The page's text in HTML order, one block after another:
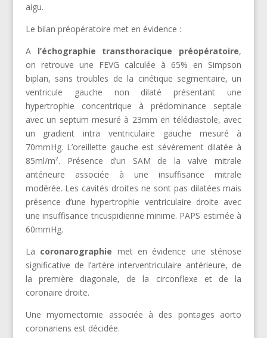
aigu.
Le bilan préopératoire met en évidence :
A l’échographie transthoracique préopératoire,
on retrouve une FEVG calculée à 65% en Simpson
biplan, sans troubles de la cinétique segmentaire, un
ventricule gauche non dilaté présentant une
hypertrophie concentrique à prédominance septale
avec un septum mesuré à 23mm en télédiastole, avec
un gradient intra ventriculaire gauche mesuré à
70mmHg. L’oreillette gauche est sévèrement dilatée à
85ml/m². Présence d’un SAM de la valve mitrale
antérieure associée à une insuffisance mitrale
modérée. Les cavités droites ne sont pas dilatées mais
présence d’une hypertrophie ventriculaire droite avec
une insuffisance tricuspidienne minime. PAPS estimée à
60mmHg.
La coronarographie met en évidence une sténose
significative de l’artère interventriculaire antérieure, de
la première diagonale, de la circonflexe et de la
coronaire droite.
Une myomectomie associée à des pontages aorto
coronariens est décidée.